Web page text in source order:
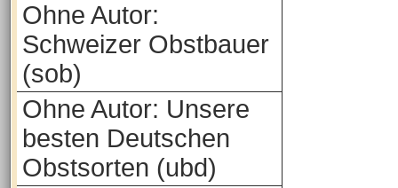
Ohne Autor:
Schweizer Obstbauer
(sob)
Ohne Autor: Unsere
besten Deutschen
Obstsorten (ubd)